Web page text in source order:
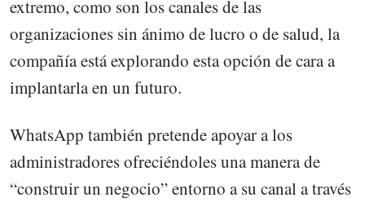
extremo, como son los canales de las
organizaciones sin ánimo de lucro o de salud, la
compañía está explorando esta opción de cara a
implantarla en un futuro.
WhatsApp también pretende apoyar a los
administradores ofreciéndoles una manera de
“construir un negocio” entorno a su canal a través